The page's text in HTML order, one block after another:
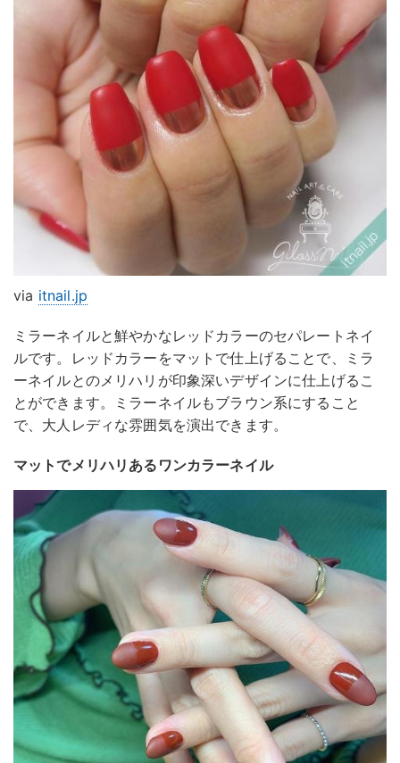
via itnail.jp
ミラーネイルと鮮やかなレッドカラーのセパレートネイ
ルです。レッドカラーをマットで仕上げることで、ミラ
ーネイルとのメリハリが印象深いデザインに仕上げるこ
とができます。ミラーネイルもブラウン系にすること
で、大人レディな雰囲気を演出できます。
マットでメリハリあるワンカラーネイル